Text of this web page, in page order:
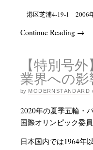
港区芝浦4-19-1 2006
Continue Reading →
【特別号
業界への影
by MODERNSTANDARD
2020年の夏季五輪・
国際オリンピック委
日本国内では1964年